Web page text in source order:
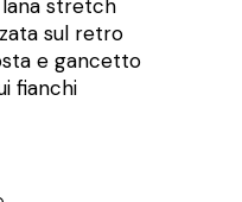
lana stretch
sul retro
e gancetto
fianchi